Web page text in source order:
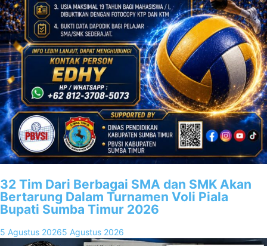
32 Tim Dari Berbagai SMA dan SMK Akan
Bertarung Dalam Turnamen Voli Piala
Bupati Sumba Timur 2026
5 Agustus 20265 Agustus 2026